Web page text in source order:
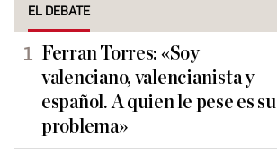
EL DEBATE
Ferran Torres: «Soy
valenciano, valencianista y
español. A quien le pese es su
problema»